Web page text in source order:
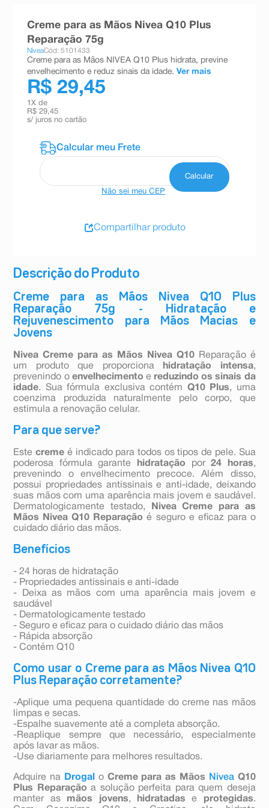
Descrição do Produto
Creme para as Mãos Nivea Q10 Plus
Reparação 75g - Hidratação e
Rejuvenescimento para Mãos Macias e
Jovens
Nivea Creme para as Mãos Nivea Q10Reparação é
um produto que proporciona
hidratação intensa,
prevenindo o envelhecimento e reduzindo os sinais da
idade. Sua fórmula exclusiva contém Q10 Plus, uma
coenzima produzida naturalmente pelo corpo, que
estimula a renovação celular.
Para que serve?
Estecreme é indicado para todos os tipos de pele. Sua
poderosa fórmula garante
hidratação por24 horas,
prevenindo o envelhecimento precoce. Além disso,
possui propriedades antissinais e anti-idade, deixando
suas mãos com uma aparência mais jovem e saudável.
Dermatologicamente testado,
Nivea Creme para as
Mãos Nivea Q10 Reparação é seguro e eficaz para o
cuidado diário das mãos.
Benefícios
- 24 horas de hidratação
- Propriedades antissinais e anti-idade
- Deixa as mãos com uma aparência mais jovem e
saudável
- Dermatologicamente testado
- Seguro e eficaz para o cuidado diário das mãos
- Rápida absorção
- Contém Q10
Como usar o Creme para as Mãos Nivea Q10
Plus Reparação corretamente?
-Aplique uma pequena quantidade do creme nas mãos
limpas e secas.
-Espalhe suavemente até a completa absorção.
-Reaplique sempre que necessário, especialmente
após lavar as mãos.
-Use diariamente para melhores resultados.
Adquire na Drogal o Creme para as Mãos Nivea Q10
Plus Reparação a solução perfeita para quem deseja
manter as mãos jovens, hidratadas e protegidas.
Creme para as Mãos Nivea Q10 Plus
Reparação 75g
NiveaCód: 5101433
Creme para as Mãos NIVEA Q10 Plus hidrata, previne
envelhecimento e reduz sinais da idade. Ver mais
R$ 29,45
1 X de
R$ 29,45
s/ juros no cartão
Não sei meu CEP
Compartilhar produto
absorvente
10ºshampoo